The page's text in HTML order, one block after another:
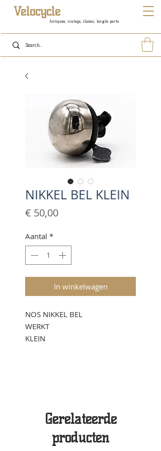
Antiques, vintage, classic, bicycle parts
Velocycle
NIKKEL BEL KLEIN
€ 50,00Prijs
Aantal *
In winkelwagen
NOS NIKKEL BEL
WERKT
KLEIN
Gerelateerde
producten